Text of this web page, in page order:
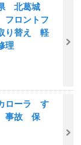
北葛城
ロントフ
り替え 軽
理
ローラ す
事故 保